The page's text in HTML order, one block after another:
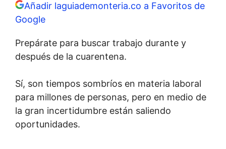
Añadir laguiademonteria.co a Favoritos de
Google
Prepárate para buscar trabajo durante y
después de la cuarentena.
Sí, son tiempos sombríos en materia laboral
para millones de personas, pero en medio de
la gran incertidumbre están saliendo
oportunidades.